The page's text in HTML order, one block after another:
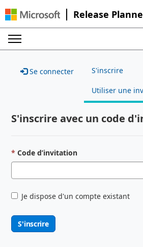
Release
Se connecter S'inscrire
Utiliser une
S'inscrire avec un code
Code d’invitation
Je dispose d'un compte existant
S'inscrire